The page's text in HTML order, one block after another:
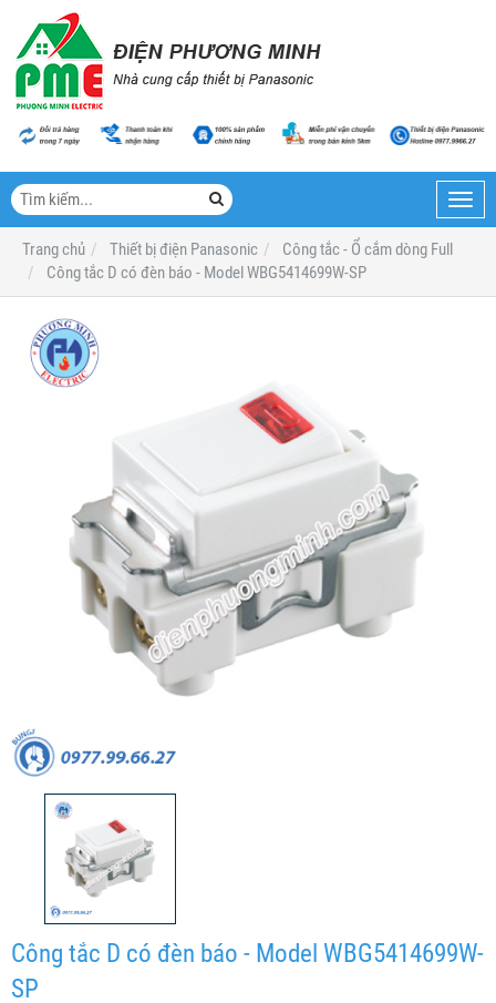
Trang chủ
Thiết bị điện Panasonic
Công tắc - Ổ cắm dòng Full
Công tắc D có đèn báo - Model WBG5414699W-SP
Công tắc D có đèn báo - Model WBG5414699W-
SP